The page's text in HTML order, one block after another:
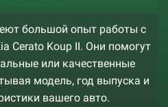
большой опыт работы с
Cerato Koup II. Они помогут
или качественные
модель, год выпуска и
вашего авто.